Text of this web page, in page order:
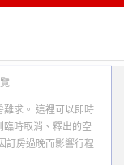
難求。 這裡可以即時
臨時取消、釋出的空
訂房過晚而影響行程